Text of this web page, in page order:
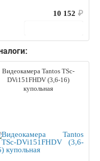
10 152 ₽
Видеокамера Tantos TSc-
DVi151FHDV (3,6-16)
купольная